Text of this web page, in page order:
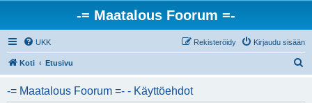
-= Maatalous Foorum =-
UKK Kirjaudu sisään
Rekisteröidy
Koti Etusivu
-= Maatalous Foorum =- - Käyttöehdot